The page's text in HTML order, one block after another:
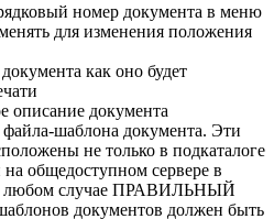
номер документа в меню
для изменения положения
как оно будет
описание документа
шаблона документа. Эти
не только в подкаталоге
общедоступном сервере в
любом случае ПРАВИЛЬНЫЙ
документов должен быть